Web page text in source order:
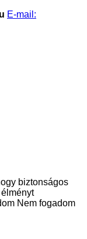
E-mail:
biztonságos
Nem fogadom